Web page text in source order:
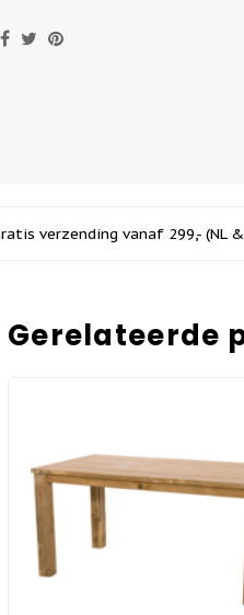
verzending vanaf 299,- (NL &
Gerelateerde